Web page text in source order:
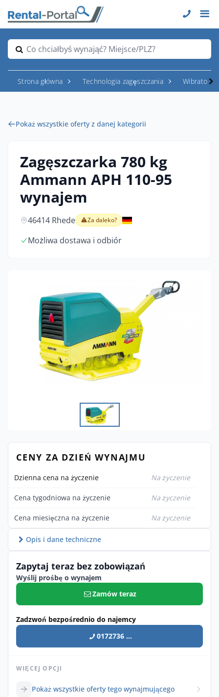
Co chciałbyś wynająć? Miejsce/PLZ?
Strona główna Technologia zagęszczania Wibratory i
Pokaż wszystkie oferty z danej kategorii
Zagęszczarka 780 kg
Ammann APH 110-95
wynajem
46414 Rhede Za daleko?
Możliwa dostawa i odbiór
CENY ZA DZIEŃ WYNAJMU
Dzienna cena na życzenie Na życzenie
Cena tygodniowa na życzenie Na życzenie
Cena miesięczna na życzenie Na życzenie
Opis i dane techniczne
Zapytaj teraz bez zobowiązań
Wyślij prośbę o wynajem
Zamów teraz
Zadzwoń bezpośrednio do najemcy
0172736 ...
WIĘCEJ OPCJI
Pokaż wszystkie oferty tego wynajmującego